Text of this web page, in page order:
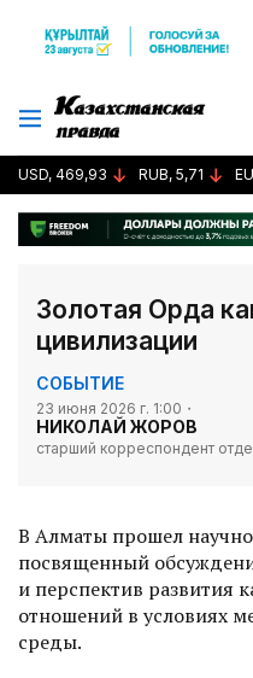
USD, 469,93 RUB, 5,71
Золотая Орда
цивилизации
СОБЫТИЕ
23 июня 2026 г. 1:00
НИКОЛАЙ ЖОРОВ
старший корреспондент
В Алматы прошел
посвященный
и перспектив развития
отношений в условиях
среды.